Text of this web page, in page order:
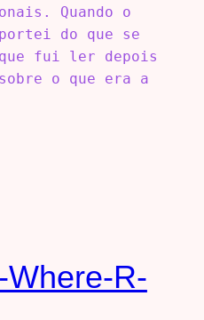
Quando o
do que se
fui ler depois
o que era a
R-